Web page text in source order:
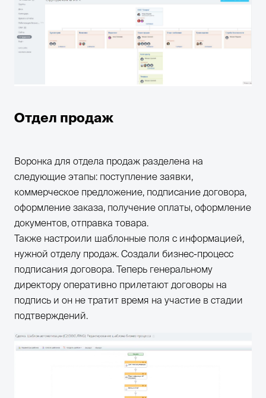
Отдел продаж
Воронка для отдела продаж разделена на
следующие этапы: поступление заявки,
коммерческое предложение, подписание договора,
оформление заказа, получение оплаты, оформление
документов, отправка товара.
Также настроили шаблонные поля с информацией,
нужной отделу продаж. Создали бизнес-процесс
подписания договора. Теперь генеральному
директору оперативно прилетают договоры на
подпись и он не тратит время на участие в стадии
подтверждений.